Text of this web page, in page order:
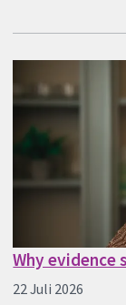
Why evidence
22 Juli 2026